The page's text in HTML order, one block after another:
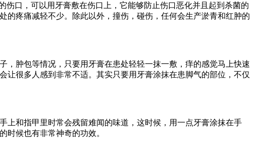
口，可以用牙膏敷在伤口上，它能够防止伤口恶化并且起到杀菌的
疼痛减轻不少。除此以外，撞伤，碰伤，任何会生产淤青和红肿的
，肿包等情况，只要用牙膏在患处轻轻一抹一敷，痒的感觉马上快速
很多人感到非常不适。其实只要用牙膏涂抹在患脚气的部位，不仅
上和指甲里时常会残留难闻的味道，这时候，用一点牙膏涂抹在手
时候也有非常神奇的功效。